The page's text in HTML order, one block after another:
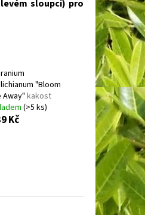
sloupci) pro
"Bloom
Away" kakost
(>5 ks)
Kč